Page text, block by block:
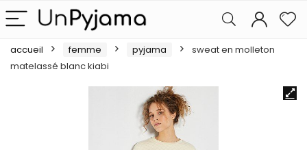
accueil femme pyjama
sweat en molleton
matelassé blanc kiabi